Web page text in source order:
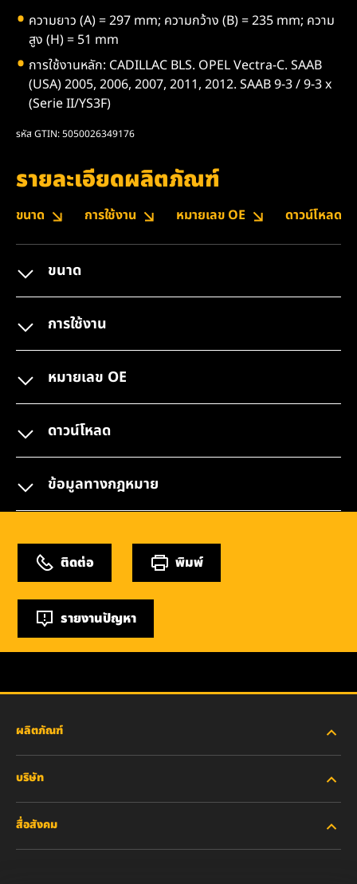
ความยาว (A) = 297 mm; ความกว้าง (B) = 235 mm; ความ
สูง (H) = 51 mm
การใช้งานหลัก: CADILLAC BLS. OPEL Vectra-C. SAAB
(USA) 2005, 2006, 2007, 2011, 2012. SAAB 9-3 / 9-3 x
(Serie II/YS3F)
รหัส GTIN: 5050026349176
รายละเอียดผลิตภัณฑ์
ขนาด การใช้งาน หมายเลข OE ดาวน์โหลด
ขนาด
การใช้งาน
หมายเลข OE
ดาวน์โหลด
ข้อมูลทางกฎหมาย
ติดต่อ พิมพ์
รายงานปัญหา
ผลิตภัณฑ์
รถยนต์ส่วนบุคคลและรถบรรทุกงานเบา
บริษัท
สื่อสังคม